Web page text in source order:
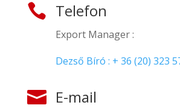
 Telefon
Export Manager :
Dezső Bíró : + 36 (20) 323
 E-mail